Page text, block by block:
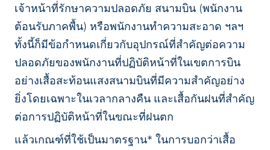
เจ้าหน้าที่รักษาความปลอดภัย สนามบิน (พนักงาน
ต้อนรับภาคพื้น) หรือพนักงานทำความสะอาด ฯลฯ
ทั้งนี้ก็มีข้อกำหนดเกี่ยวกับอุปกรณ์ที่สำคัญต่อความ
ปลอดภัยของพนักงานที่ปฏิบัติหน้าที่ในเขตการบิน
อย่างเสื้อสะท้อนแสงสนามบินที่มีความสำคัญอย่าง
ยิ่งโดยเฉพาะในเวลากลางคืน และเสื้อกันฝนที่สำคัญ
ต่อการปฏิบัติหน้าที่ในขณะที่ฝนตก
แล้วเกณฑ์ที่ใช้เป็นมาตรฐาน* ในการบอกว่าเสื้อ